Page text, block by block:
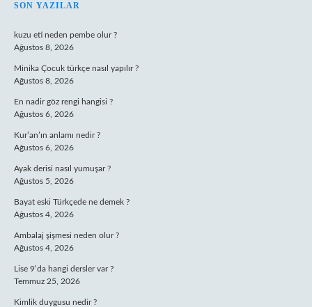
SIDEBAR
SON YAZILAR
kuzu eti neden pembe olur ?
Ağustos 8, 2026
Minika Çocuk türkçe nasıl yapılır ?
Ağustos 8, 2026
En nadir göz rengi hangisi ?
Ağustos 6, 2026
Kur’an’ın anlamı nedir ?
Ağustos 6, 2026
Ayak derisi nasıl yumuşar ?
Ağustos 5, 2026
Bayat eski Türkçede ne demek ?
Ağustos 4, 2026
Ambalaj şişmesi neden olur ?
Ağustos 4, 2026
Lise 9’da hangi dersler var ?
Temmuz 25, 2026
Kimlik duygusu nedir ?